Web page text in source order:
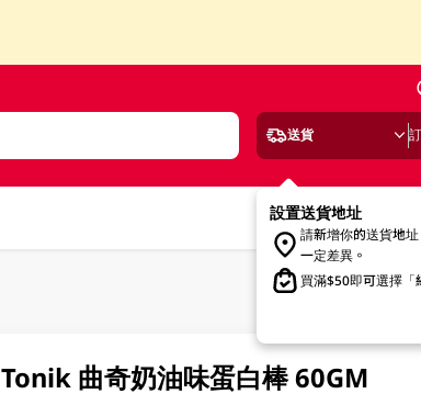
送貨
設置送貨地址
請新增你的送貨地
一定差異。
買滿$50即可選擇「
Tonik 曲奇奶油味蛋白棒 60GM